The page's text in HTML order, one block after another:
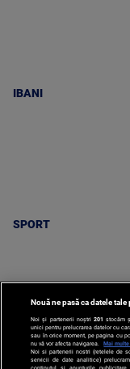
IBANI
SPORT
SPORT
Nouă ne pasă ca datele
Noi și partenerii noștri 201 stocăm
unici pentru prelucrarea datelor cu
sau în orice moment, pe pagina cu
nu vă vor afecta navigarea.
Mai
Noi si partenerii nostri (retelele de
servicii de date analitice)
continutul si anunturile